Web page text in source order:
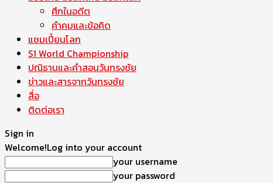
ศึกในอดีต
คำคมและข้อคิด
แชมเปี้ยนโลก
S1 World Championship
ปณิธานและคำสอนวันทรงชัย
ข่าวและสารจากวันทรงชัย
สื่อ
ติดต่อเรา
Sign in
Welcome!Log into your account
your username
your password